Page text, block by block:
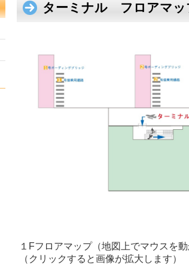
ターミナル フロアマッ
１Fフロアマップ（地図上でマウスを
（クリックすると画像が拡大します）